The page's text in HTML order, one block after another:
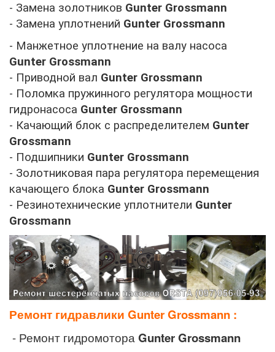
- Замена золотников Gunter Grossmann
- Замена уплотнений Gunter Grossmann
- Манжетное уплотнение на валу насоса
Gunter Grossmann
- Приводной вал Gunter Grossmann
- Поломка пружинного регулятора мощности
гидронасоса Gunter Grossmann
- Качающий блок с распределителем Gunter
Grossmann
- Подшипники Gunter Grossmann
- Золотниковая пара регулятора перемещения
качающего блока Gunter Grossmann
- Резинотехнические уплотнители Gunter
Grossmann
Ремонт гидравлики Gunter Grossmann :
- Ремонт гидромотораGunter Grossmann